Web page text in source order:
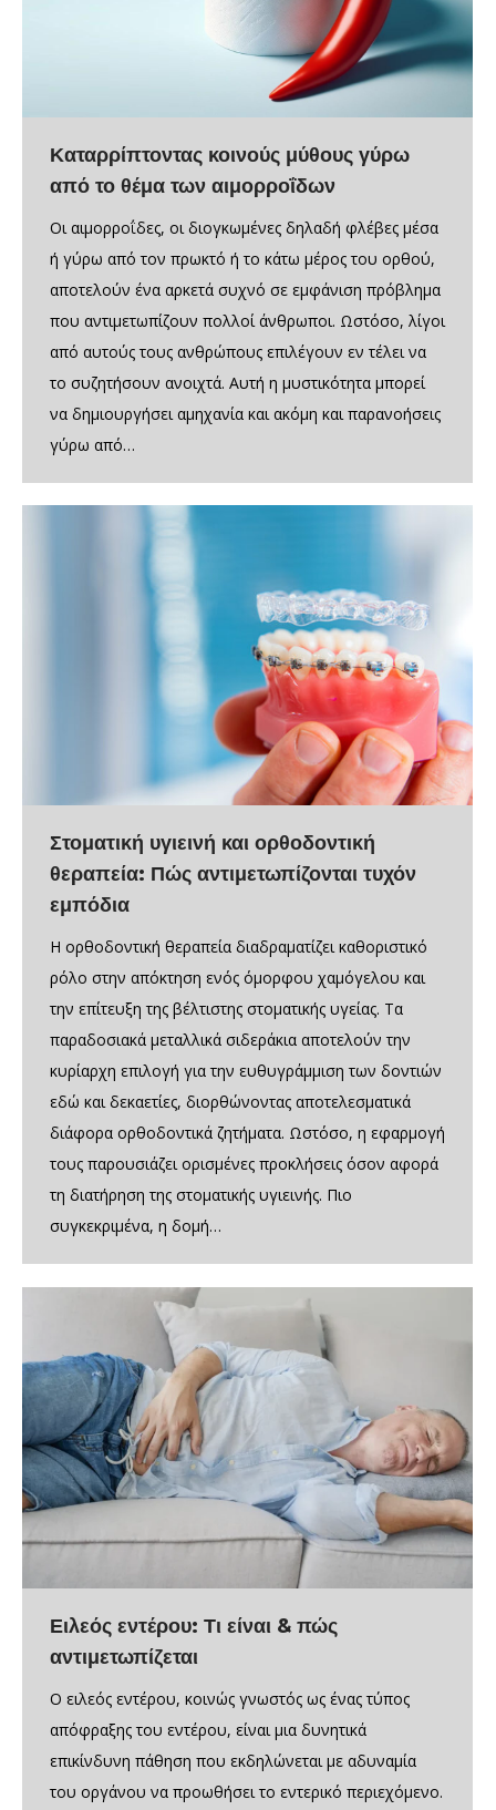
Καταρρίπτοντας κοινούς μύθους γύρω
από το θέμα των αιμορροΐδων
Οι αιμορροΐδες, οι διογκωμένες δηλαδή φλέβες μέσα
ή γύρω από τον πρωκτό ή το κάτω μέρος του ορθού,
αποτελούν ένα αρκετά συχνό σε εμφάνιση πρόβλημα
που αντιμετωπίζουν πολλοί άνθρωποι. Ωστόσο, λίγοι
από αυτούς τους ανθρώπους επιλέγουν εν τέλει να
το συζητήσουν ανοιχτά. Αυτή η μυστικότητα μπορεί
να δημιουργήσει αμηχανία και ακόμη και παρανοήσεις
γύρω από…
Στοματική υγιεινή και ορθοδοντική
θεραπεία: Πώς αντιμετωπίζονται τυχόν
εμπόδια
Η ορθοδοντική θεραπεία διαδραματίζει καθοριστικό
ρόλο στην απόκτηση ενός όμορφου χαμόγελου και
την επίτευξη της βέλτιστης στοματικής υγείας. Τα
παραδοσιακά μεταλλικά σιδεράκια αποτελούν την
κυρίαρχη επιλογή για την ευθυγράμμιση των δοντιών
εδώ και δεκαετίες, διορθώνοντας αποτελεσματικά
διάφορα ορθοδοντικά ζητήματα. Ωστόσο, η εφαρμογή
τους παρουσιάζει ορισμένες προκλήσεις όσον αφορά
τη διατήρηση της στοματικής υγιεινής. Πιο
συγκεκριμένα, η δομή…
Ειλεός εντέρου: Τι είναι & πώς
αντιμετωπίζεται
Ο ειλεός εντέρου, κοινώς γνωστός ως ένας τύπος
απόφραξης του εντέρου, είναι μια δυνητικά
επικίνδυνη πάθηση που εκδηλώνεται με αδυναμία
του οργάνου να προωθήσει το εντερικό περιεχόμενο.